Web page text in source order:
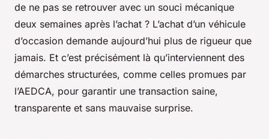
de ne pas se retrouver avec un souci mécanique
deux semaines après l’achat ? L’achat d’un véhicule
d’occasion demande aujourd’hui plus de rigueur que
jamais. Et c’est précisément là qu’interviennent des
démarches structurées, comme celles promues par
l’AEDCA, pour garantir une transaction saine,
transparente et sans mauvaise surprise.